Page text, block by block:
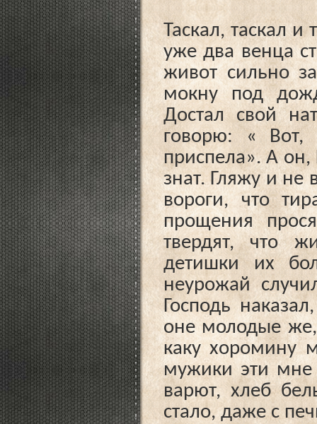
Таскал, таскал и
уже два венца
живот сильно
мокну под
Достал свой
говорю: « Вот,
приспела». А он,
знат. Гляжу и не
вороги, что
прощения
твердят, что
детишки их
неурожай
Господь
оне молодые
каку хоромину
мужики эти
варют, хлеб
стало, даже с